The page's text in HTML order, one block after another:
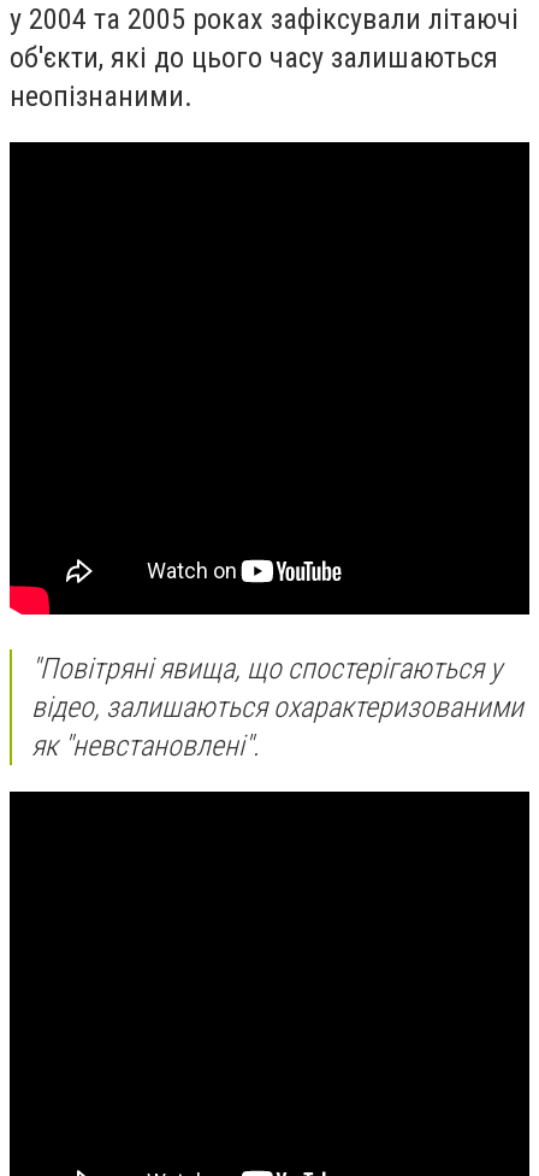
у 2004 та 2005 роках зафіксували літаючі
об'єкти, які до цього часу залишаються
неопізнаними.
"Повітряні явища, що спостерігаються у
відео, залишаються охарактеризованими
як "невстановлені".